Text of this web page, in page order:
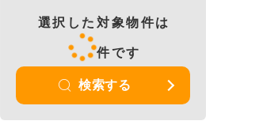
選択した対象物件は
件です
検索する